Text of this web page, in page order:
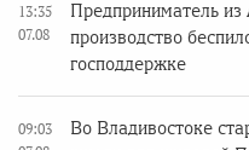
13:35
07.08
Предприниматель из
производство
господдержке
09:03
Во Владивостоке